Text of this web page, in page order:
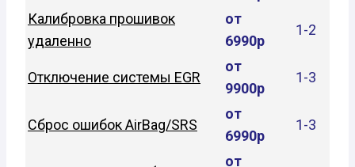
Калибровка прошивок
удаленно
от
6990р
1-2
Отключение системы EGR
от
9900р
1-3
Сброс ошибок AirBag/SRS
от
6990р
1-3
от